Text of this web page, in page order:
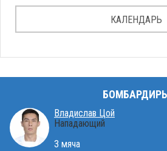
КАЛЕНДАРЬ
БОМБАРДИРЫ
Владислав Цой
Нападающий
3 мяча